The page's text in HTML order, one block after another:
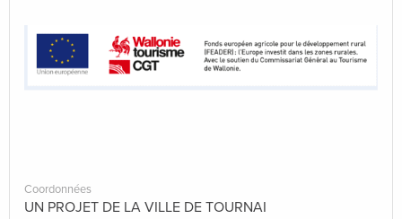
Coordonnées
UN PROJET DE LA VILLE DE TOURNAI